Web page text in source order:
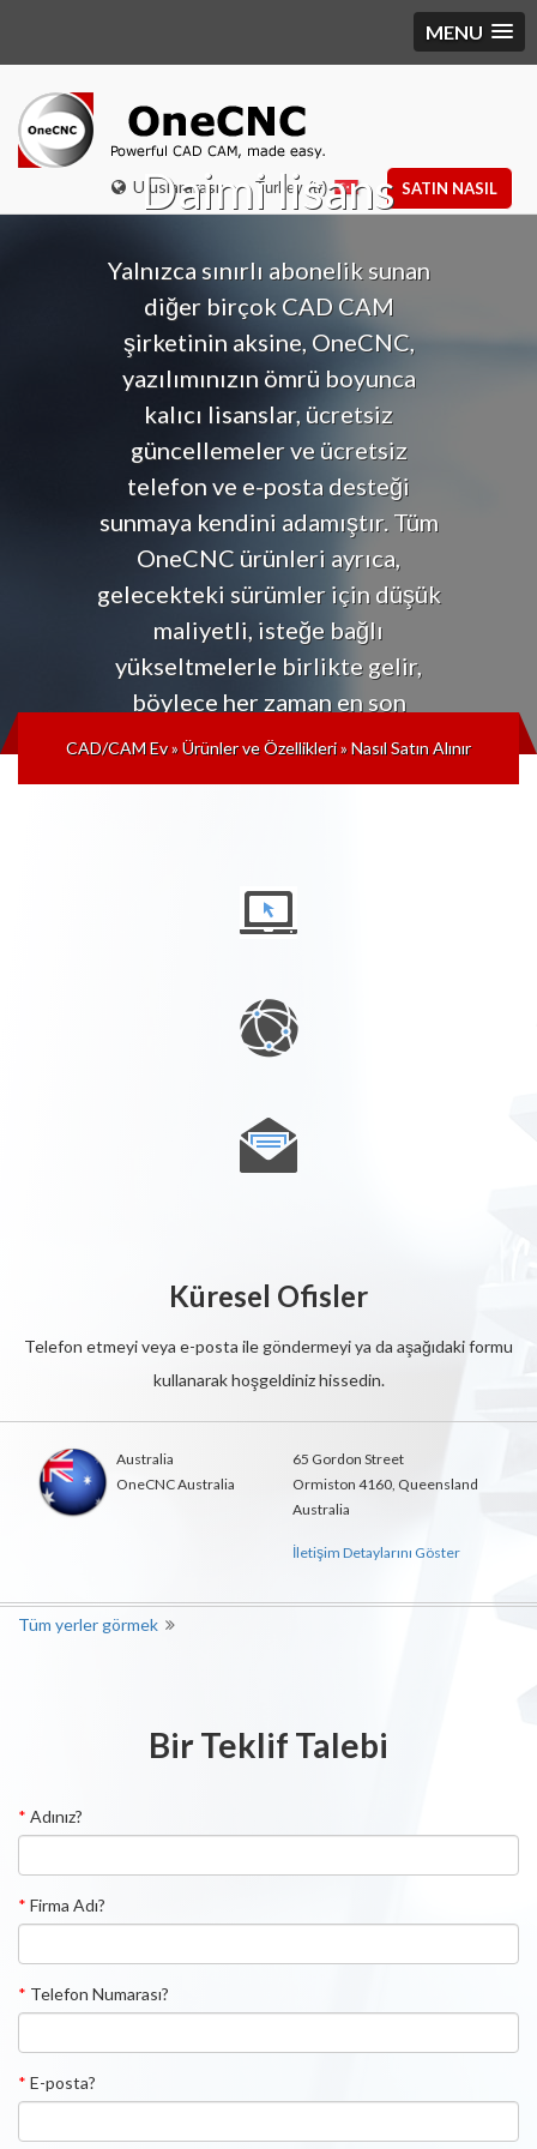
MENU
Uluslararası SATIN NASIL
Turkey (tr)
Daimi lisans
Yalnızca sınırlı abonelik sunan
diğer birçok CAD CAM
şirketinin aksine, OneCNC,
yazılımınızın ömrü boyunca
kalıcı lisanslar, ücretsiz
güncellemeler ve ücretsiz
telefon ve e-posta desteği
sunmaya kendini adamıştır. Tüm
OneCNC ürünleri ayrıca,
gelecekteki sürümler için düşük
maliyetli, isteğe bağlı
yükseltmelerle birlikte gelir,
böylece her zaman en son
teknolojilerle güncel
CAD/CAM Ev»Ürünler ve Özellikleri»Nasıl Satın Alınır
Küresel Ofisler
Telefon etmeyi veya e-posta ile göndermeyi ya da aşağıdaki formu
kullanarak hoşgeldiniz hissedin.
Australia
OneCNC Australia
65 Gordon Street
Ormiston 4160, Queensland
Australia
İletişim Detaylarını Göster
Tüm yerler görmek
Bir Teklif Talebi
* Adınız?
* Firma Adı?
* Telefon Numarası?
* E-posta?